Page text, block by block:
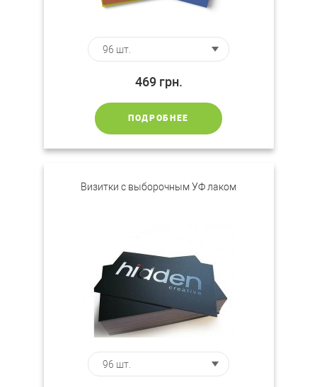
469 грн.
ПОДРОБНЕЕ
Визитки с выборочным УФ лаком